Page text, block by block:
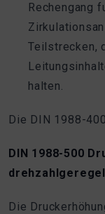
Rechengang
Teilstrecken,
halten.
Die DIN 1988-
DIN 1988-500
Die